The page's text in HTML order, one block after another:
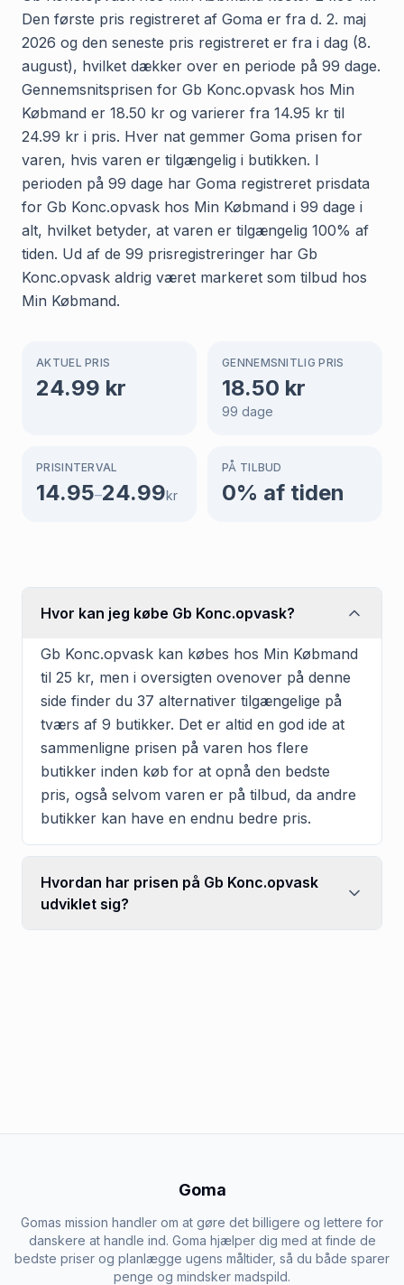
Den første pris registreret af Goma er fra d. 2. maj
2026 og den seneste pris registreret er fra i dag (8.
august), hvilket dækker over en periode på 99 dage.
Gennemsnitsprisen for Gb Konc.opvask hos Min
Købmand er 18.50 kr og varierer fra 14.95 kr til
24.99 kr i pris. Hver nat gemmer Goma prisen for
varen, hvis varen er tilgængelig i butikken. I
perioden på 99 dage har Goma registreret prisdata
for Gb Konc.opvask hos Min Købmand i 99 dage i
alt, hvilket betyder, at varen er tilgængelig 100% af
tiden. Ud af de 99 prisregistreringer har Gb
Konc.opvask aldrig været markeret som tilbud hos
Min Købmand.
AKTUEL PRIS
24.99 kr
GENNEMSNITLIG PRIS
18.50 kr
99 dage
PRISINTERVAL
14.95–24.99kr
PÅ TILBUD
0% af tiden
Hvor kan jeg købe Gb Konc.opvask?
Gb Konc.opvask kan købes hos Min Købmand
til 25 kr, men i oversigten ovenover på denne
side finder du 37 alternativer tilgængelige på
tværs af 9 butikker. Det er altid en god ide at
sammenligne prisen på varen hos flere
butikker inden køb for at opnå den bedste
pris, også selvom varen er på tilbud, da andre
butikker kan have en endnu bedre pris.
Hvordan har prisen på Gb Konc.opvask
udviklet sig?
Goma
Gomas mission handler om at gøre det billigere og lettere for
danskere at handle ind. Goma hjælper dig med at finde de
bedste priser og planlægge ugens måltider, så du både sparer
penge og mindsker madspild.